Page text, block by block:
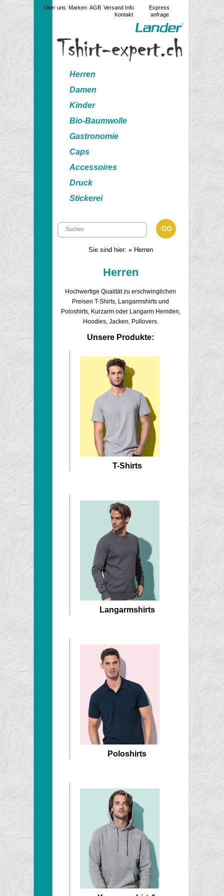
Über uns Marken AGB Versand Info
Kontakt
Express
anfrage
Herren
Damen
Kinder
Bio-Baumwolle
Gastronomie
Caps
Accessoires
Druck
Stickerei
Sie sind hier: » Herren
Herren
Hochwertige Qualität zu erschwinglichen
Preisen T-Shirts, Langarmshirts und
Poloshirts, Kurzarm oder Langarm Hemden,
Hoodies, Jacken, Pullovers.
Unsere Produkte:
T-Shirts
Langarmshirts
Poloshirts